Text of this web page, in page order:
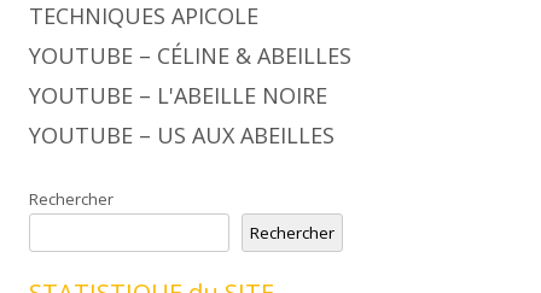
TECHNIQUES APICOLE
YOUTUBE – CÉLINE & ABEILLES
YOUTUBE – L'ABEILLE NOIRE
YOUTUBE – US AUX ABEILLES
Rechercher
Rechercher